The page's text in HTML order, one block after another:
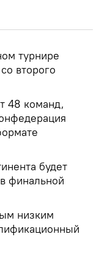
турнире
второго
48 команд,
будет
финальной
низким